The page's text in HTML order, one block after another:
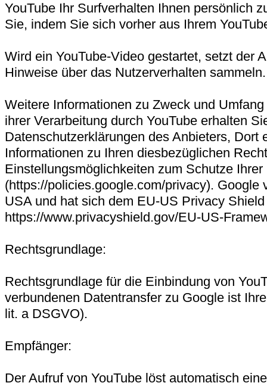
YouTube Ihr Surfverhalten Ihnen persönlich
Sie, indem Sie sich vorher aus Ihrem
Wird ein YouTube-Video gestartet, setzt der
Hinweise über das Nutzerverhalten sammeln.
Weitere Informationen zu Zweck und
ihrer Verarbeitung durch YouTube erhalten
Datenschutzerklärungen des Anbieters, Dort
Informationen zu Ihren diesbezüglichen
Einstellungsmöglichkeiten zum Schutze
(https://policies.google.com/privacy). Google
USA und hat sich dem EU-US Privacy
https://www.privacyshield.gov/EU-US-
Rechtsgrundlage:
Rechtsgrundlage für die Einbindung von
verbundenen Datentransfer zu Google ist
lit. a DSGVO).
Empfänger:
Der Aufruf von YouTube löst automatisch